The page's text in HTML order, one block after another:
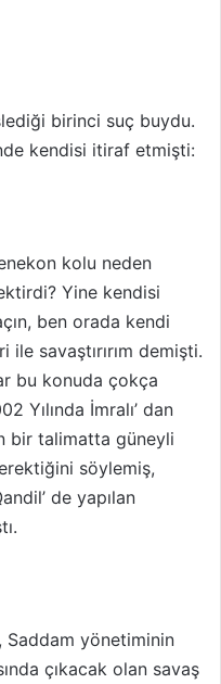
birinci suç buydu.
kendisi itiraf etmişti:
kolu neden
Yine kendisi
ben orada kendi
ile savaştırırım demişti.
bu konuda çokça
Yılında İmralı’ dan
bir talimatta güneyli
söylemiş,
de yapılan
Saddam yönetiminin
çıkacak olan savaş